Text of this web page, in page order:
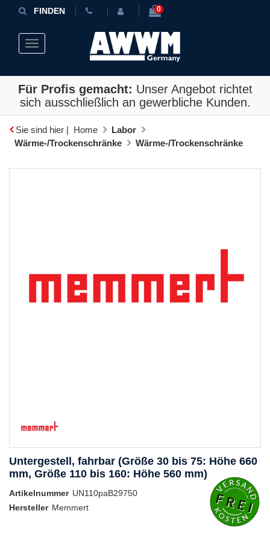
FINDEN 0
Toggle navigation
Für Profis gemacht: Unser Angebot richtet
sich ausschließlich an gewerbliche Kunden.
Sie sind hier | Home
Labor
Wärme-/Trockenschränke
Wärme-/Trockenschränke
Untergestell, fahrbar (Größe 30 bis 75: Höhe 660
mm, Größe 110 bis 160: Höhe 560 mm)
Artikelnummer UN110paB29750
Hersteller Memmert